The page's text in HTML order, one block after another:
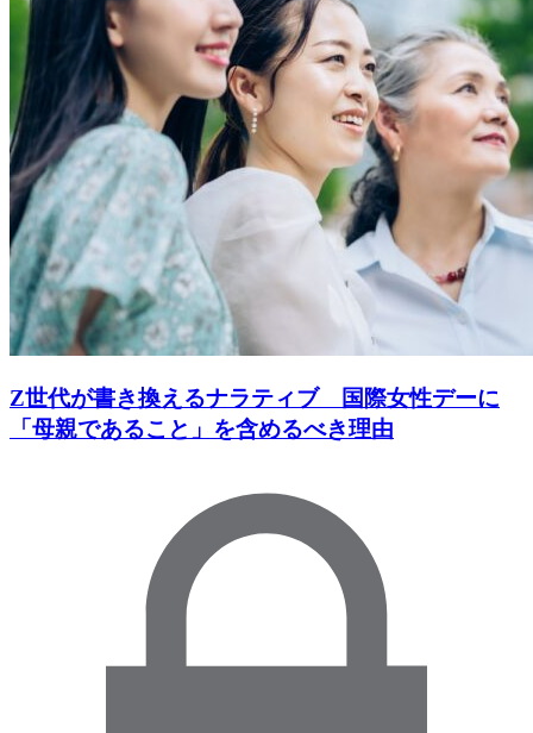
Z世代が書き換えるナラティブ 国際女性デーに
「母親であること」を含めるべき理由